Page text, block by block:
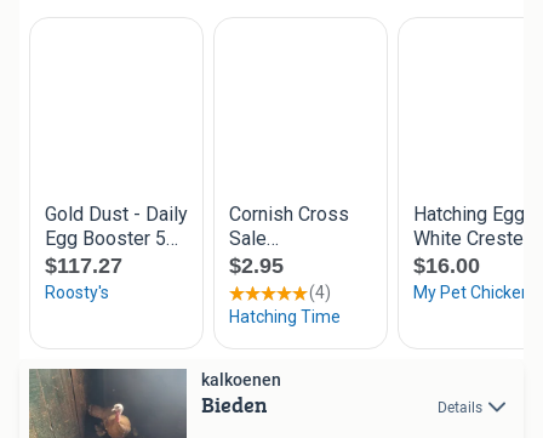
kalkoenen
Bieden Details